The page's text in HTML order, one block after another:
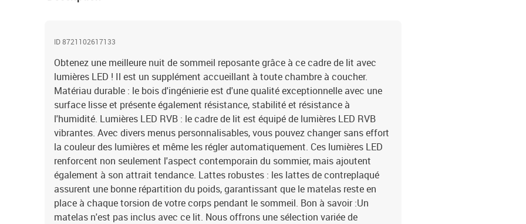
ID 8721102617133
Obtenez une meilleure nuit de sommeil reposante grâce à ce cadre de lit avec
lumières LED ! Il est un supplément accueillant à toute chambre à coucher.
Matériau durable : le bois d'ingénierie est d'une qualité exceptionnelle avec une
surface lisse et présente également résistance, stabilité et résistance à
l'humidité. Lumières LED RVB : le cadre de lit est équipé de lumières LED RVB
vibrantes. Avec divers menus personnalisables, vous pouvez changer sans effort
la couleur des lumières et même les régler automatiquement. Ces lumières LED
renforcent non seulement l'aspect contemporain du sommier, mais ajoutent
également à son attrait tendance. Lattes robustes : les lattes de contreplaqué
assurent une bonne répartition du poids, garantissant que le matelas reste en
place à chaque torsion de votre corps pendant le sommeil. Bon à savoir :Un
matelas n'est pas inclus avec ce lit. Nous offrons une sélection variée de